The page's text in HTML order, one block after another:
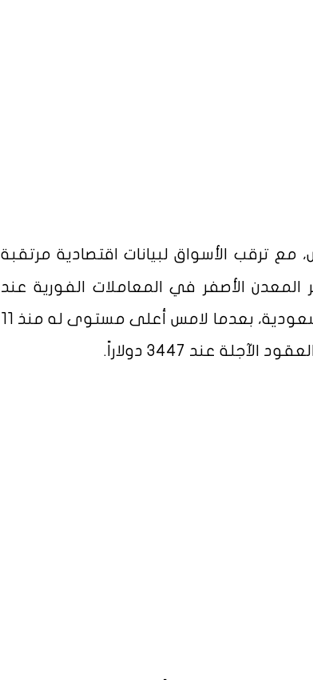
ترقب الأسواق لبيانات اقتصادية مرتقبة
المعدن الأصفر في المعاملات الفورية عند
3391 دولاراً للأونصة بحلول الساعة 07:00 بتوقيت السعودية، بعدما لامس أعلى مستوى له منذ 11
عند 3447 دولاراً.